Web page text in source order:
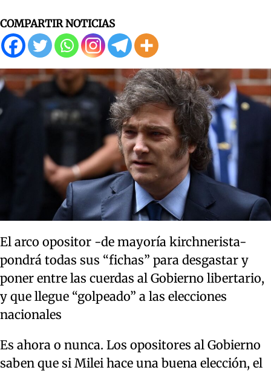
COMPARTIR NOTICIAS
El arco opositor -de mayoría kirchnerista-
pondrá todas sus “fichas” para desgastar y
poner entre las cuerdas al Gobierno libertario,
y que llegue “golpeado” a las elecciones
nacionales
Es ahora o nunca. Los opositores al Gobierno
saben que si Milei hace una buena elección, el